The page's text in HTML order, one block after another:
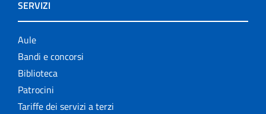
SERVIZI
Aule
Bandi e concorsi
Biblioteca
Patrocini
Tariffe dei servizi a terzi